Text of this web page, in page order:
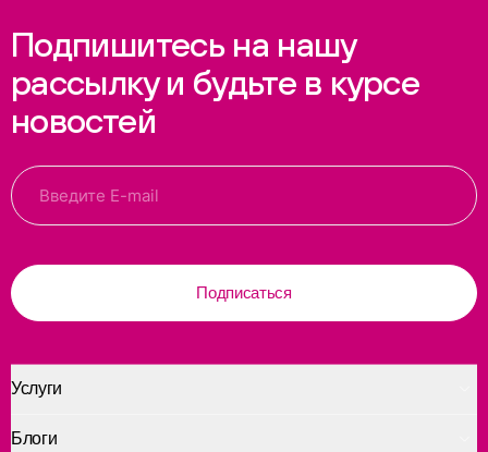
Подпишитесь на нашу
рассылку и будьте в курсе
новостей
Подписаться
Услуги
Блоги